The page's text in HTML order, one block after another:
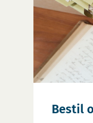
Bestil